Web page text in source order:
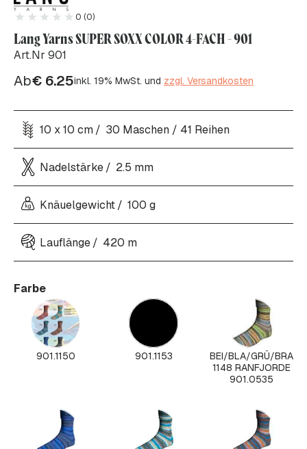
0 (0)
Lang Yarns SUPER SOXX COLOR 4-FACH - 901
Art.Nr 901
Ab€ 6.25inkl. 19% MwSt. und zzgl. Versandkosten
10 x 10 cm 30 Maschen / 41 Reihen
Nadelstärke 2.5 mm
Knäuelgewicht 100 g
Lauflänge 420 m
Farbe
901.1150 901.1153
BEI/BLA/GRÜ/BRA
1148 RANFJORDE
901.0535